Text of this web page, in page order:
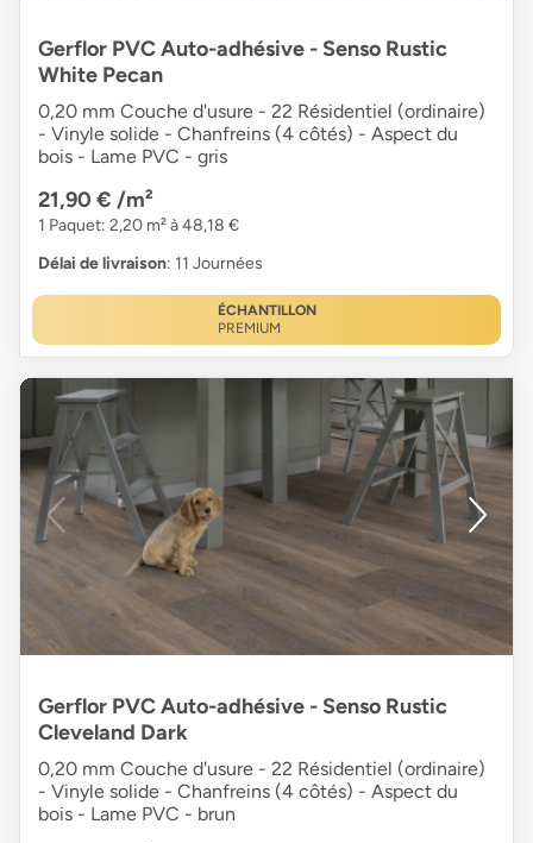
Gerflor PVC Auto-adhésive - Senso Rustic
White Pecan
0,20 mm Couche d'usure - 22 Résidentiel (ordinaire)
- Vinyle solide - Chanfreins (4 côtés) - Aspect du
bois - Lame PVC - gris
21,90 € /m²
1 Paquet: 2,20 m² à 48,18 €
Délai de livraison: 11 Journées
ÉCHANTILLON
PREMIUM
Gerflor PVC Auto-adhésive - Senso Rustic
Cleveland Dark
0,20 mm Couche d'usure - 22 Résidentiel (ordinaire)
- Vinyle solide - Chanfreins (4 côtés) - Aspect du
bois - Lame PVC - brun